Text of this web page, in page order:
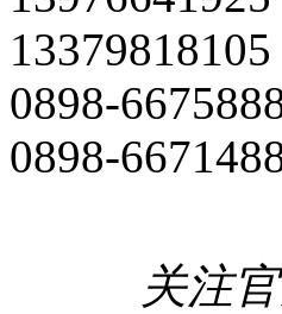
13379818105
0898-
0898-
关注